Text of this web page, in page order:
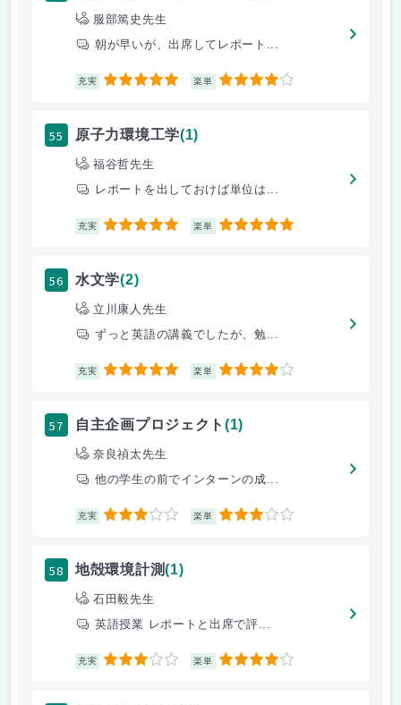
服部篤史先生
朝が早いが、出席してレポート...
充実 5 楽単 4
55 原子力環境工学(1)
福谷哲先生
レポートを出しておけば単位は...
充実 5 楽単 5
56 水文学(2)
立川康人先生
ずっと英語の講義でしたが、勉...
充実 5 楽単 4
57 自主企画プロジェクト (1)
奈良禎太先生
他の学生の前でインターンの成...
充実 3 楽単 3
58 地殻環境計測(1)
石田毅先生
英語授業 レポートと出席で評...
充実 3 楽単 4